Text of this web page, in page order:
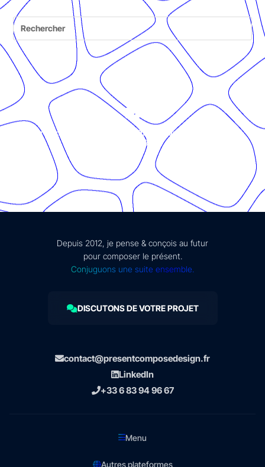
© Présent Composé design - 2024 - Tous droits réservés -
mentions légales
Depuis 2012, je pense & conçois au futur
pour composer le présent.
Conjuguons une suite ensemble.
DISCUTONS DE VOTRE PROJET
contact@presentcomposedesign.fr
LinkedIn
+33 6 83 94 96 67
Menu
Autres plateformes